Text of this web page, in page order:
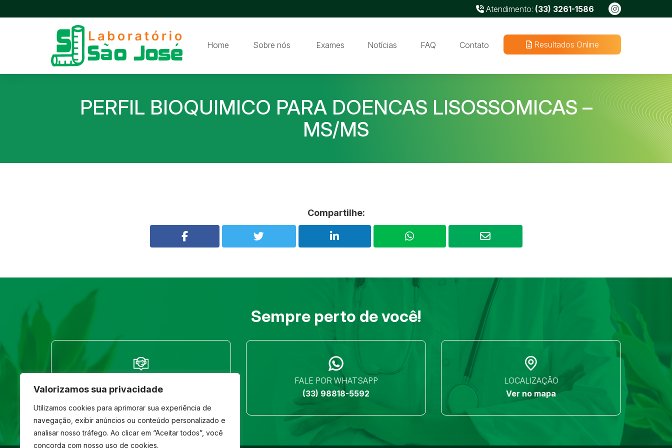
Valorizamos sua privacidade
Utilizamos cookies para aprimorar sua experiência de
navegação, exibir anúncios ou conteúdo personalizado e
analisar nosso tráfego. Ao clicar em “Aceitar todos”, você
concorda com nosso uso de cookies.
Atendimento: (33) 3261-1586
Home Sobre nós Exames Notícias FAQ Contato Resultados Online
PERFIL BIOQUIMICO PARA DOENCAS LISOSSOMICAS –
MS/MS
Compartilhe:
Sempre perto de você!
(33) 3261-1586
FALE POR WHATSAPP
(33) 98818-5592
LOCALIZAÇÃO
Ver no mapa